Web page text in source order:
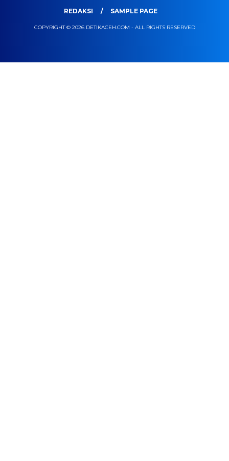
REDAKSI
SAMPLE PAGE
COPYRIGHT © 2026 DETIKACEH.COM - ALL RIGHTS RESERVED